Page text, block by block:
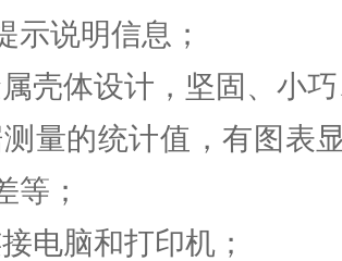
示说明信息；
壳体设计，坚固、小
量的统计值，有图表
等；
电脑和打印机；